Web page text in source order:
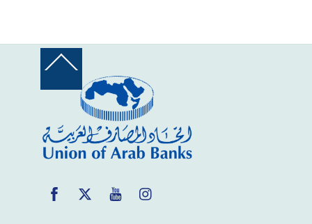
Back
Top
Facebook
Twitter YouTube